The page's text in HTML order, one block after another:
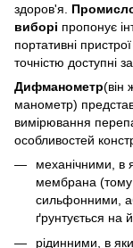
здоров'я.
виборі пропонує
портативні
точністю доступні
Дифманометр(він
манометр)
вимірювання
особливостей
механічними, в
мембрана (тому
сильфонними,
ґрунтується на
рідинними, в